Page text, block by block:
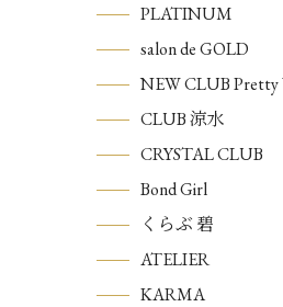
PLATINUM
salon de GOLD
NEW CLUB
CLUB 涼水
CRYSTAL CLUB
Bond Girl
くらぶ 碧
ATELIER
KARMA